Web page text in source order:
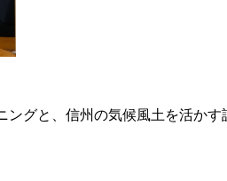
グと、信州の気候風土を活かす